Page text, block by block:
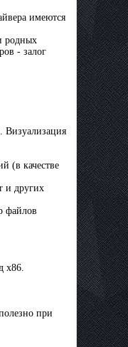
имеются
родных
- залог
Визуализация
(в качестве
и других
файлов
x86.
при